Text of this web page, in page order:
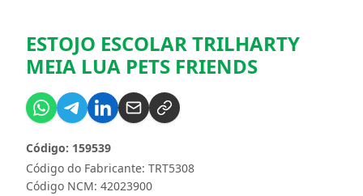
ESTOJO ESCOLAR TRILHARTY
MEIA LUA PETS FRIENDS
Código do Fabricante: TRT5308
Código: 159539
Código NCM: 42023900